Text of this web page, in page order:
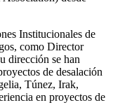
Institucionales de
como Director
dirección se han
de desalación
Túnez, Irak,
en proyectos de